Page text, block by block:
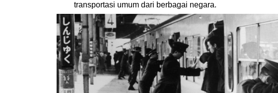
transportasi umum dari berbagai negara.